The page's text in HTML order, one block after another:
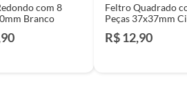
com 8
Branco
Feltro Quadrado
Peças 37x37mm
R$ 12,90